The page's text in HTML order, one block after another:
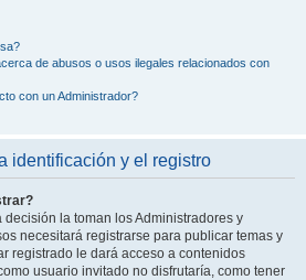
de abusos o usos ilegales relacionados con
con un Administrador?
identificación y el registro
la toman los Administradores y
necesitará registrarse para publicar temas y
registrado le dará acceso a contenidos
usuario invitado no disfrutaría, como tener